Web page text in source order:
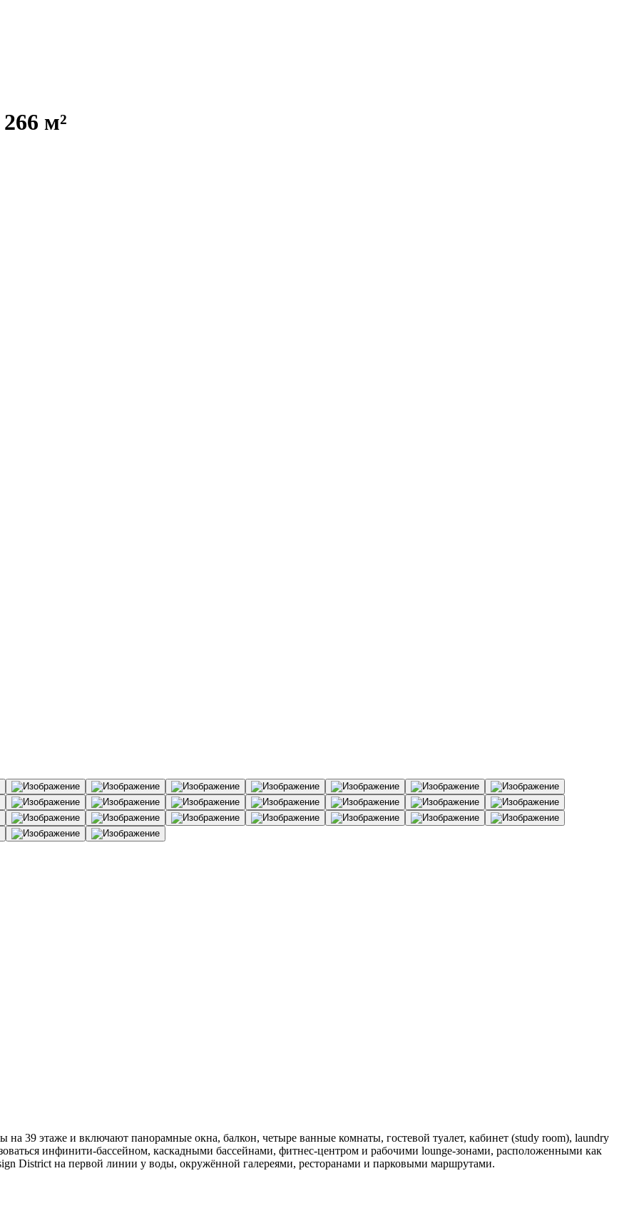
м²
39 этаже и включают панорамные окна, балкон, четыре ванные комнаты, гостевой туалет, кабинет (study room), laundry
инфинити-бассейном, каскадными бассейнами, фитнес-центром и рабочими lounge-зонами, расположенными как
District на первой линии у воды, окружённой галереями, ресторанами и парковыми маршрутами.